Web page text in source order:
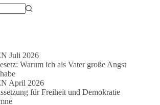
Juli 2026
Warum ich als Vater große Angst
April 2026
für Freiheit und Demokratie